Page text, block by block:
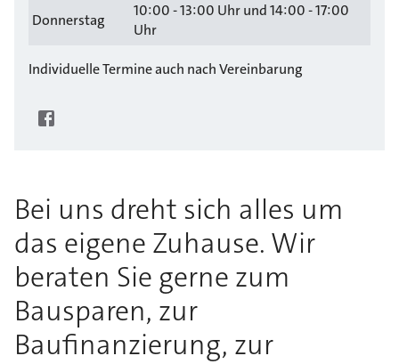
Donnerstag
10:00 - 13:00 Uhr und 14:00 - 17:00
Uhr
Individuelle Termine auch nach Vereinbarung
Bei uns dreht sich alles um
das eigene Zuhause. Wir
beraten Sie gerne zum
Bausparen, zur
Baufinanzierung, zur